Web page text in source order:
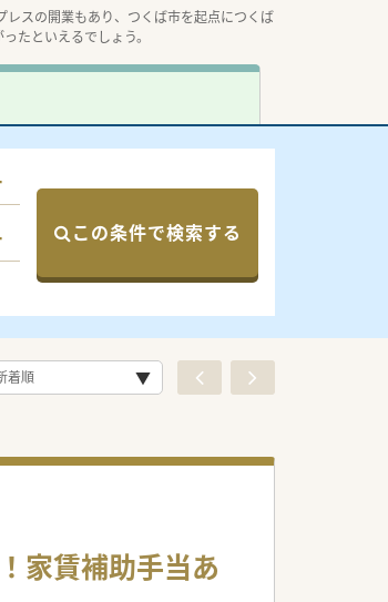
スの開業もあり、つくば市を起点につくば
たといえるでしょう。
この条件で検索する
家賃補助手当あ